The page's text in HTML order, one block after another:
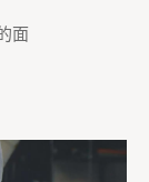
面